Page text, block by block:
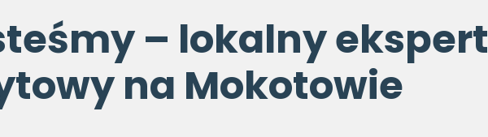
– lokalny ekspert
na Mokotowie